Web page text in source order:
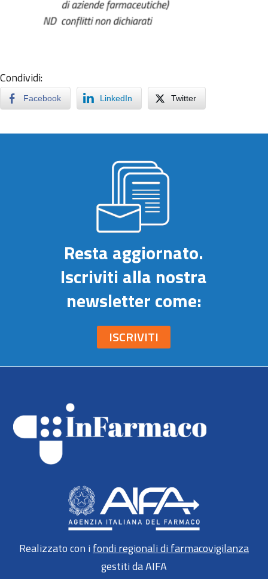
Condividi:
Facebook LinkedIn Twitter
Resta aggiornato.
Iscriviti alla nostra
newsletter come:
ISCRIVITI
Realizzato con ifondi regionali di farmacovigilanza
gestiti da AIFA